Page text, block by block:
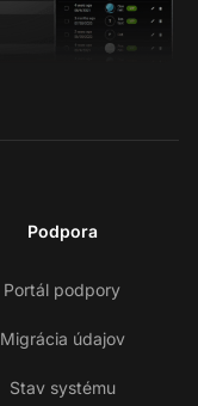
Podpora
Portál podpory
Migrácia údajov
Stav systému